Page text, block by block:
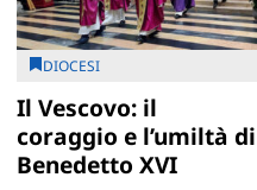
DIOCESI
Il Vescovo: il
coraggio e l’umiltà di
Benedetto XVI